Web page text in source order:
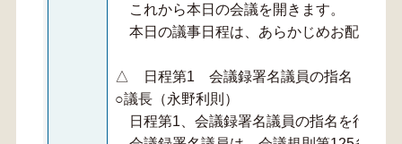
これから本日の会議を開きます。
本日の議事日程は、あらかじめお配りし
△ 日程第1 会議録署名議員の指名
○議長（永野利則）
日程第1、会議録署名議員の指名を行いま